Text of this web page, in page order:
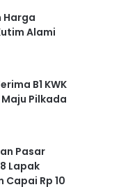
Harga
Alami
B1 KWK
Pilkada
Pasar
Lapak
Capai Rp 10